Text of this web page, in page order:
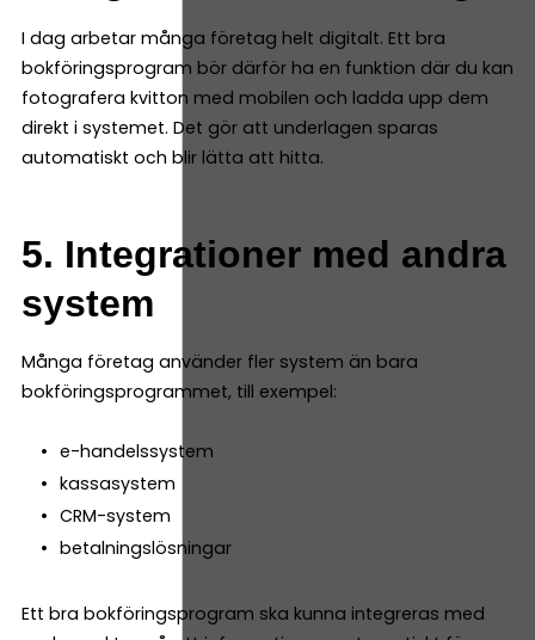
I dag arbetar många företag helt digitalt. Ett bra
bokföringsprogram bör därför ha en funktion där du kan
fotografera kvitton med mobilen och ladda upp dem
direkt i systemet. Det gör att underlagen sparas
automatiskt och blir lätta att hitta.
5. Integrationer med andra
system
Många företag använder fler system än bara
bokföringsprogrammet, till exempel:
e-handelssystem
kassasystem
CRM-system
betalningslösningar
Ett bra bokföringsprogram ska kunna integreras med